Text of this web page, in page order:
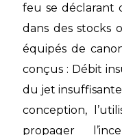
feu se déclarant
dans des stocks
équipés de
conçus : Débit
du jet
conception,
propager